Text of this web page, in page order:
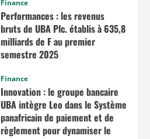
Finance
Performances : les revenus
bruts de UBA Plc. établis à 635,8
milliards de F au premier
semestre 2025
Finance
Innovation : le groupe bancaire
UBA intègre Leo dans le Système
panafricain de paiement et de
règlement pour dynamiser le